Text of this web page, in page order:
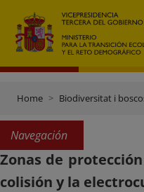
Home Biodiversitat i
Navegación
Zonas de
colisión y la